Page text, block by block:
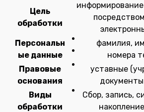
Цель
обработки
Персональн
ые данные
фамилия,
номера
Правовые
основания
уставные
Виды
обработки
Сбор, запись,